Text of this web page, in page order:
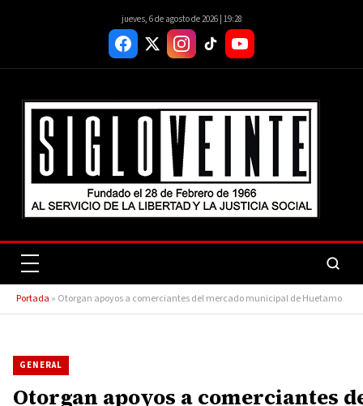
jueves, 6 de agosto de 2026 | 19:28
Portada » Otorgan apoyos a comerciantes del mercado municipal de Huetamo
GENERAL
Otorgan apoyos a comerciantes